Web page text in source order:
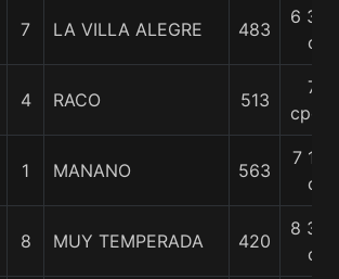
7 LA VILLA ALEGRE 483
6 3/4
c
4 RACO 513
7
cpos.
1 MANANO 563
7 1/2
c
8 MUY TEMPERADA 420
8 3/4
c